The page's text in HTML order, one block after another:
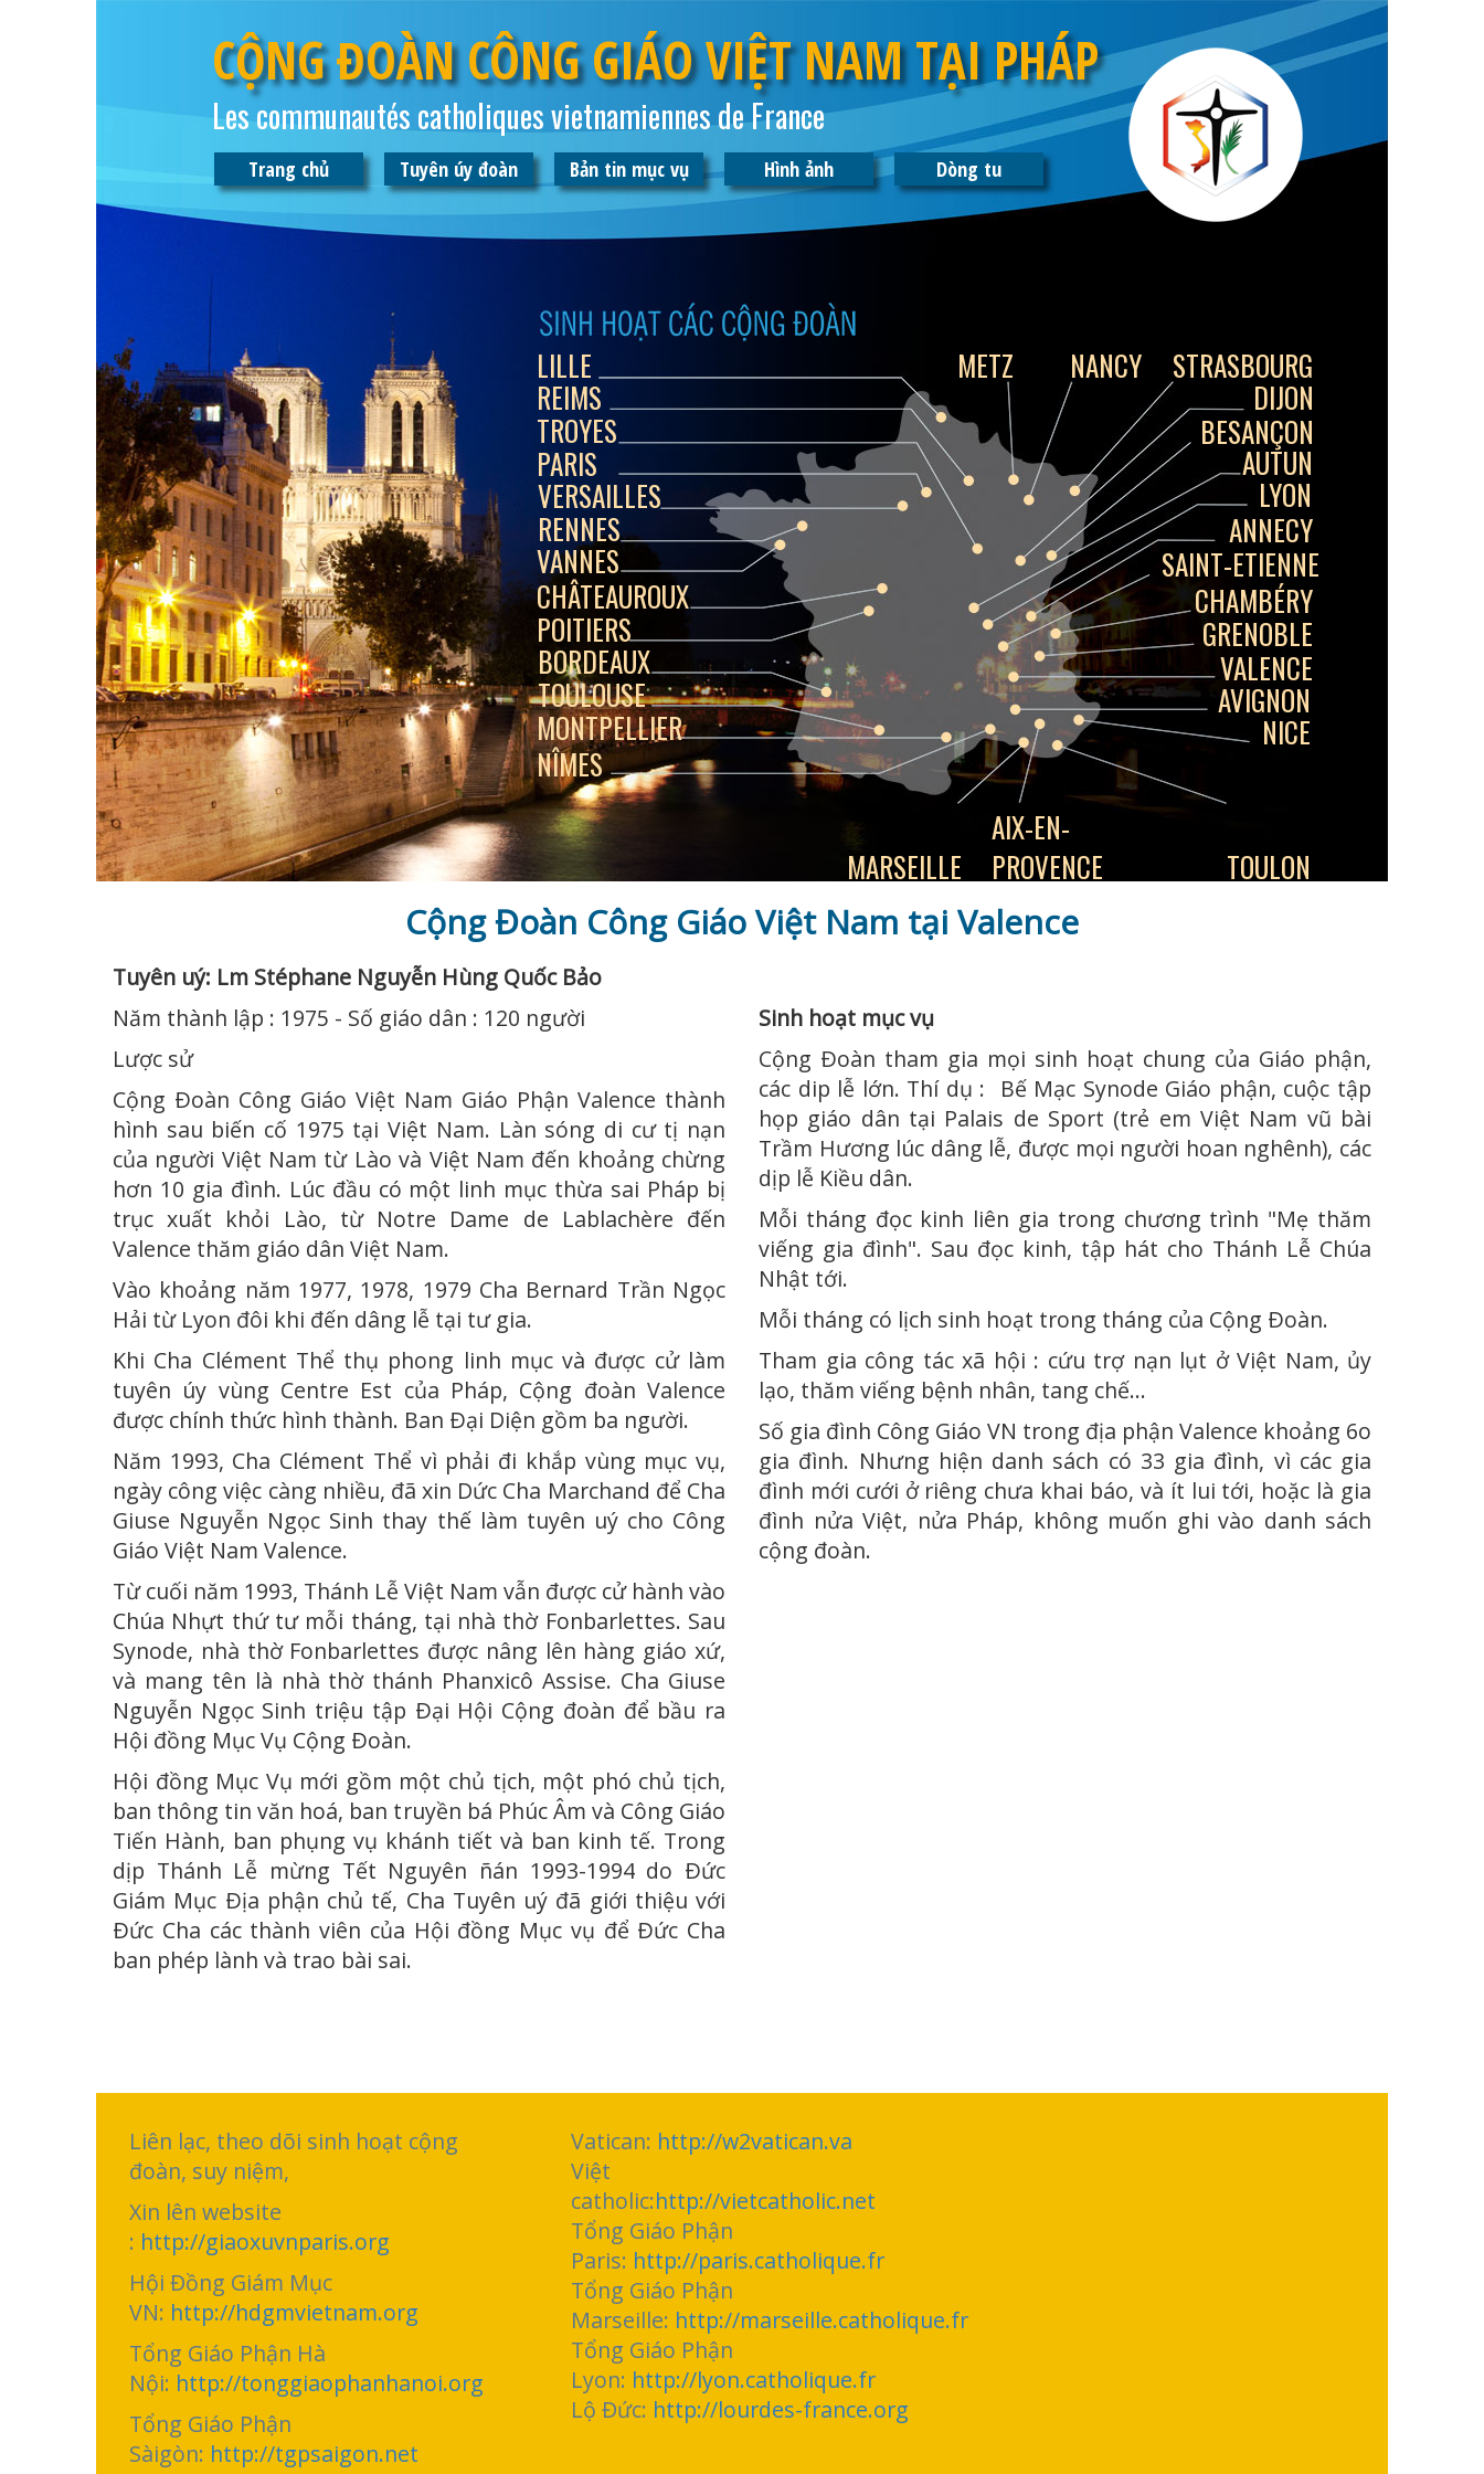
CỘNG ĐOÀN CÔNG GIÁO VIỆT NAM TẠI PHÁP
Les communautés catholiques vietnamiennes de France
Trang chủ Tuyên úy đoàn Bản tin mục vụ Hình ảnh Dòng tu
LILLE METZ NANCY STRASBOURG
DIJON
BESANÇON
AUTUN
LYON
ANNECY
SAINT-ETIENNE
CHAMBÉRY
GRENOBLE
VALENCE
AVIGNON
NICE
TOULON
AIX-EN-
PROVENCE
MARSEILLE
REIMS
TROYES
PARIS
VERSAILLES
RENNES
VANNES
CHÂTEAUROUX
POITIERS
BORDEAUX
TOULOUSE
MONTPELLIER
NÎMES
Cộng Đoàn Công Giáo Việt Nam tại Valence
Tuyên uý: Lm Stéphane Nguyễn Hùng Quốc Bảo
Năm thành lập : 1975 - Số giáo dân : 120 người
Lược sử
Cộng Ðoàn Công Giáo Việt Nam Giáo Phận Valence thành
hình sau biến cố 1975 tại Việt Nam. Làn sóng di cư tị nạn
của người Việt Nam từ Lào và Việt Nam đến khoảng chừng
hơn 10 gia đình. Lúc đầu có một linh mục thừa sai Pháp bị
trục xuất khỏi Lào, từ Notre Dame de Lablachère đến
Valence thăm giáo dân Việt Nam.
Vào khoảng năm 1977, 1978, 1979 Cha Bernard Trần Ngọc
Hải từ Lyon đôi khi đến dâng lễ tại tư gia.
Khi Cha Clément Thể thụ phong linh mục và được cử làm
tuyên úy vùng Centre Est của Pháp, Cộng đoàn Valence
được chính thức hình thành. Ban Ðại Diện gồm ba người.
Năm 1993, Cha Clément Thể vì phải đi khắp vùng mục vụ,
ngày công việc càng nhiều, đã xin Dức Cha Marchand để Cha
Giuse Nguyễn Ngọc Sinh thay thế làm tuyên uý cho Công
Giáo Việt Nam Valence.
Từ cuối năm 1993, Thánh Lễ Việt Nam vẫn được cử hành vào
Chúa Nhựt thứ tư mỗi tháng, tại nhà thờ Fonbarlettes. Sau
Synode, nhà thờ Fonbarlettes được nâng lên hàng giáo xứ,
và mang tên là nhà thờ thánh Phanxicô Assise. Cha Giuse
Nguyễn Ngọc Sinh triệu tập Ðại Hội Cộng đoàn để bầu ra
Hội đồng Mục Vụ Cộng Ðoàn.
Hội đồng Mục Vụ mới gồm một chủ tịch, một phó chủ tịch,
ban thông tin văn hoá, ban truyền bá Phúc Âm và Công Giáo
Tiến Hành, ban phụng vụ khánh tiết và ban kinh tế. Trong
dịp Thánh Lễ mừng Tết Nguyên ñán 1993-1994 do Ðức
Giám Mục Ðịa phận chủ tế, Cha Tuyên uý đã giới thiệu với
Ðức Cha các thành viên của Hội đồng Mục vụ để Ðức Cha
ban phép lành và trao bài sai.
Sinh hoạt mục vụ
Cộng Ðoàn tham gia mọi sinh hoạt chung của Giáo phận,
các dip lễ lớn. Thí dụ : Bế Mạc Synode Giáo phận, cuộc tập
họp giáo dân tại Palais de Sport (trẻ em Việt Nam vũ bài
Trầm Hương lúc dâng lễ, được mọi người hoan nghênh), các
dịp lễ Kiều dân.
Mỗi tháng đọc kinh liên gia trong chương trình "Mẹ thăm
viếng gia đình". Sau đọc kinh, tập hát cho Thánh Lễ Chúa
Nhật tới.
Mỗi tháng có lịch sinh hoạt trong tháng của Cộng Ðoàn.
Tham gia công tác xã hội : cứu trợ nạn lụt ở Việt Nam, ủy
lạo, thăm viếng bệnh nhân, tang chế…
Số gia đình Công Giáo VN trong địa phận Valence khoảng 6o
gia đình. Nhưng hiện danh sách có 33 gia đình, vì các gia
đình mới cưới ở riêng chưa khai báo, và ít lui tới, hoặc là gia
đình nửa Việt, nửa Pháp, không muốn ghi vào danh sách
cộng đoàn.
Liên lạc, theo dõi sinh hoạt cộng
đoàn, suy niệm,
Xin lên website
: http://giaoxuvnparis.org
Hội Đồng Giám Mục
VN: http://hdgmvietnam.org
Tổng Giáo Phận Hà
Nội: http://tonggiaophanhanoi.org
Tổng Giáo Phận
Sàigòn: http://tgpsaigon.net
Vatican: http://w2vatican.va
Việt
catholic:http://vietcatholic.net
Tổng Giáo Phận
Paris: http://paris.catholique.fr
Tổng Giáo Phận
Marseille: http://marseille.catholique.fr
Tổng Giáo Phận
Lyon: http://lyon.catholique.fr
Lộ Đức: http://lourdes-france.org